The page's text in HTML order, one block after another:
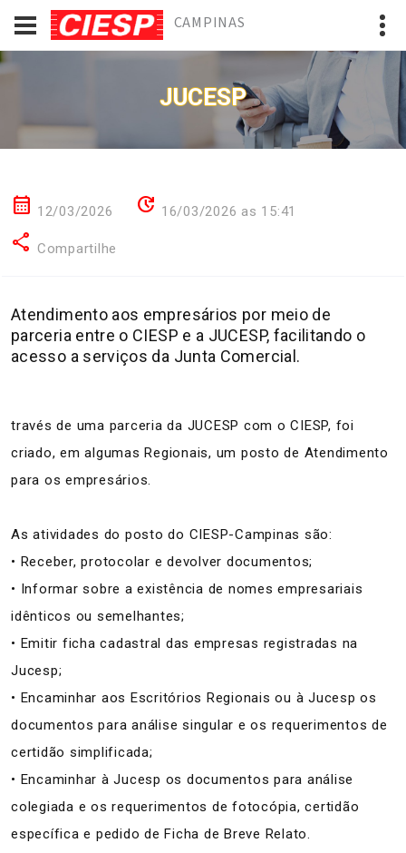
CAMPINAS
JUCESP
calendar_month 12/03/2026 update 16/03/2026 as 15:41
share Compartilhe
Atendimento aos empresários por meio de
parceria entre o CIESP e a JUCESP, facilitando o
acesso a serviços da Junta Comercial.
través de uma parceria da JUCESP com o CIESP, foi
criado, em algumas Regionais, um posto de Atendimento
para os empresários.
As atividades do posto do CIESP-Campinas são:
• Receber, protocolar e devolver documentos;
• Informar sobre a existência de nomes empresariais
idênticos ou semelhantes;
• Emitir ficha cadastral das empresas registradas na
Jucesp;
• Encaminhar aos Escritórios Regionais ou à Jucesp os
documentos para análise singular e os requerimentos de
certidão simplificada;
• Encaminhar à Jucesp os documentos para análise
colegiada e os requerimentos de fotocópia, certidão
específica e pedido de Ficha de Breve Relato.